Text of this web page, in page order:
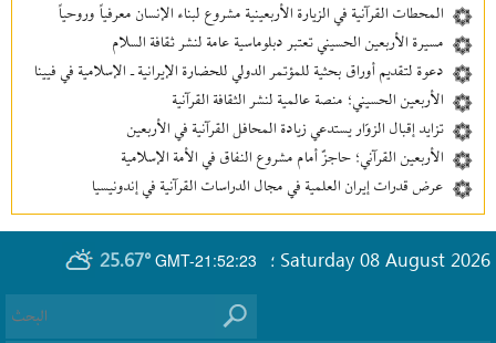
المحطات القرآنية في الزيارة الأربعينية مشروع لبناء الإنسان معرفیاً وروحياً
مسيرة الأربعين الحسيني تعتبر دبلوماسية عامة لنشر ثقافة السلام
دعوة لتقديم أوراق بحثية للمؤتمر الدولي للحضارة الإيرانية ـ الإسلامية في فيينا
الأربعين الحسيني؛ منصة عالمية لنشر الثقافة القرآنية
تزايد إقبال الزوّار يستدعي زيادة المحافل القرآنية في الأربعين
الأربعين القرآني؛ حاجزٌ أمام مشروع النفاق في الأمة الإسلامية
عرض قدرات إيران العلمية في مجال الدراسات القرآنية في إندونيسيا
GMT-21:52:23
25.67° Saturday 08 August 2026 ؛